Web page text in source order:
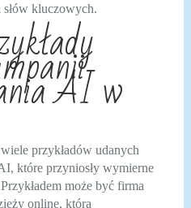
kluczowych.
AI w
przykładów udanych
które przyniosły wymierne
może być firma
online, która